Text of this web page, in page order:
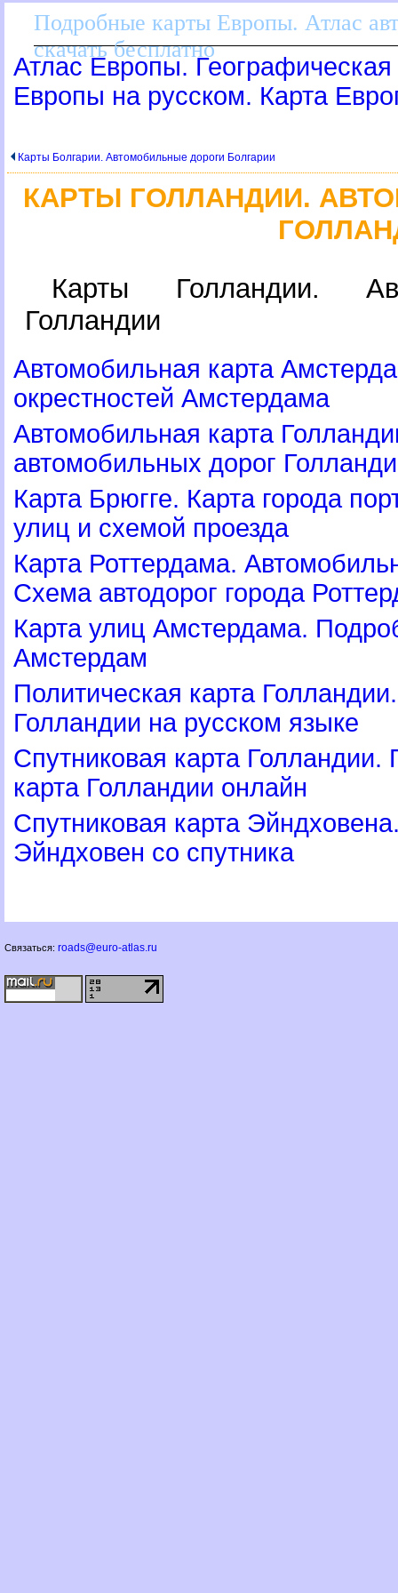
Подробные карты Европы. Атлас
скачать бесплатно
Атлас Европы. Географическая
Европы на русском. Карта
Карты Болгарии. Автомобильные дороги Болгарии
КАРТЫ ГОЛЛАНДИИ.
Карты Голландии.
Голландии
Автомобильная карта
окрестностей Амстердама
Автомобильная карта
автомобильных дорог
Карта Брюгге. Карта города
улиц и схемой проезда
Карта Роттердама.
Схема автодорог города
Карта улиц Амстердама.
Амстердам
Политическая карта
Голландии на русском языке
Спутниковая карта Голландии.
карта Голландии онлайн
Спутниковая карта
Эйндховен со спутника
Связаться: roads@euro-atlas.ru